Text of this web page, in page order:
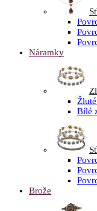
Náramky
Bílé
Brože